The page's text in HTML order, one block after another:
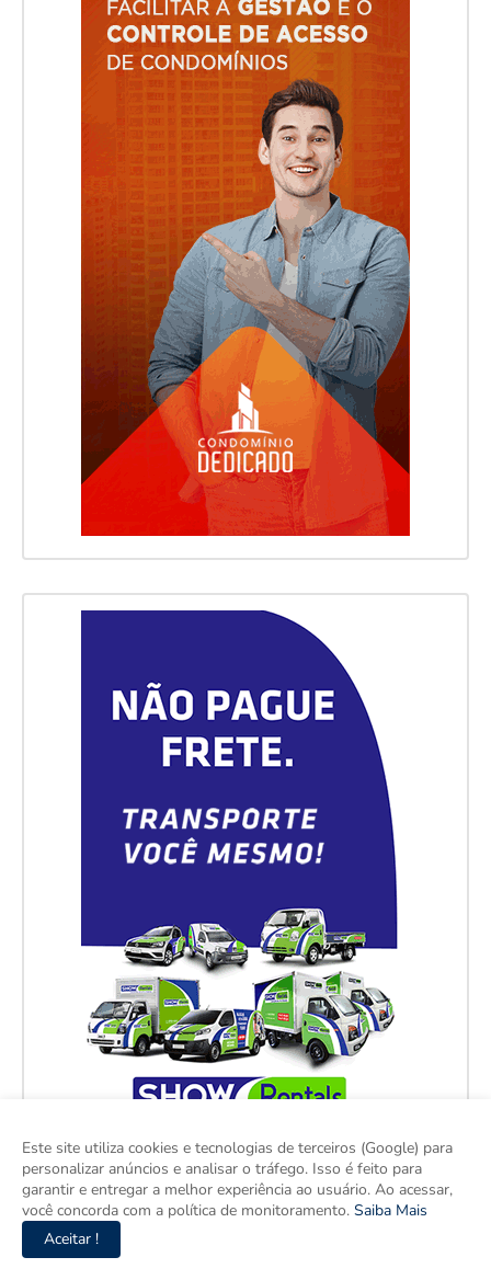
Este site utiliza cookies e tecnologias de terceiros (Google) para
personalizar anúncios e analisar o tráfego. Isso é feito para
garantir e entregar a melhor experiência ao usuário. Ao acessar,
você concorda com a política de monitoramento. Saiba Mais
Aceitar !